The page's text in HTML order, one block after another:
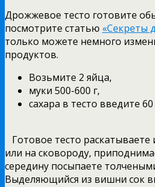
Дрожжевое тесто готовите
посмотрите статью «Секреты
только можете немного
продуктов.
Возьмите 2 яйца,
муки 500-600 г,
сахара в тесто введите 60
Готовое тесто
или на сковороду,
середину посыпаете
Выделяющийся из вишни сок